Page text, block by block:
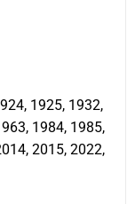
1925, 1932,
1984, 1985,
2015, 2022,